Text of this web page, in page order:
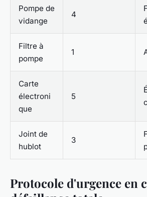
Pompe de
vidange
4
Filtre à
pompe
1
Carte
électroni
que
5
Joint de
hublot
3
Protocole d'urgence en